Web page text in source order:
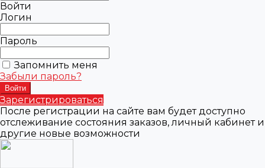
Войти
Логин
Пароль
Запомнить меня
Забыли пароль?
Зарегистрироваться
После регистрации на сайте вам будет доступно
отслеживание состояния заказов, личный кабинет и
другие новые возможности